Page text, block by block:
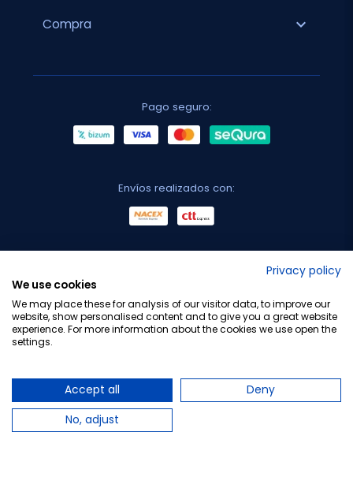
Compra expand_more
Pago seguro:
Envíos realizados con:
Privacy policy
We use cookies
We may place these for analysis of our visitor data, to improve our
website, show personalised content and to give you a great website
experience. For more information about the cookies we use open the
settings.
Accept all
Deny
No, adjust